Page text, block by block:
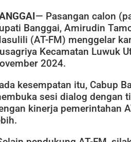
— Pasangan calon
Banggai, Amirudin
(AT-FM) menggelar
Kecamatan Luwuk
2024.
kesempatan itu, Cabup
sesi dialog dengan
kinerja pemerintahan